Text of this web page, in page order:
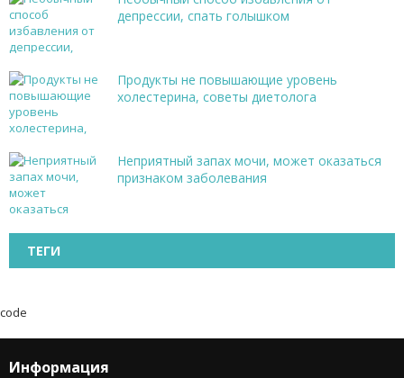
депрессии, спать голышком
Продукты не повышающие уровень
холестерина, советы диетолога
Неприятный запах мочи, может оказаться
признаком заболевания
ТЕГИ
code
Информация